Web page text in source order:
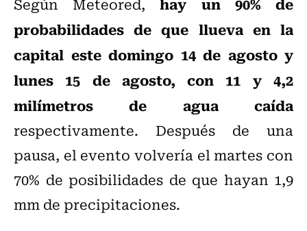
probabilidades de que llueva en la
capital este domingo 14 de agosto y
lunes 15 de agosto, con 11 y 4,2
milímetros de agua caída
respectivamente. Después de una
pausa, el evento volvería el martes con
70% de posibilidades de que hayan 1,9
mm de precipitaciones.